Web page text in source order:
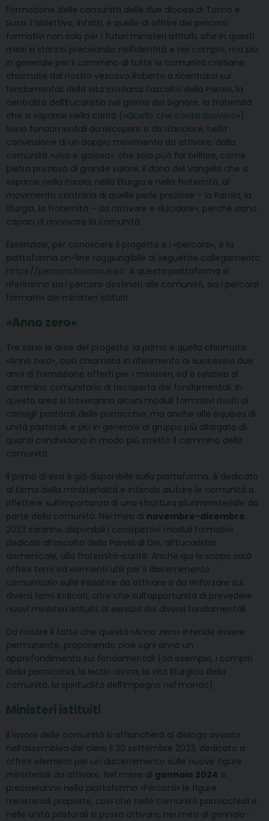
Formazione delle comunità delle due diocesi di Torino e
Susa. L’obiettivo, infatti, è quello di offrire dei percorsi
formativi non solo per i futuri ministeri istituiti, che in questi
mesi si stanno precisando nell’identità e nei compiti, ma più
in generale per il cammino di tutte le comunità cristiane,
chiamate dal nostro vescovo Roberto a ricentrarsi sui
fondamentali della vita cristiana: l’ascolto della Parola, la
centralità dell’Eucaristia nel giorno del Signore, la fraternità
che si esprime nella carità («Quello che conta davvero»).
Sono fondamentali da riscoprire e da rilanciare, nella
convinzione di un doppio movimento da attivare: dalla
comunità «viva e gioiosa», che sola può far brillare, come
pietra preziosa di grande valore, il dono del Vangelo che si
esprime nella Parola, nella liturgia e nella fraternità, al
movimento contrario di quelle perle preziose – la Parola, la
liturgia, la fraternità – da ritrovare e «lucidare», perché siano
capaci di rinnovare la comunità.
Essenziale, per conoscere il progetto e i «percorsi», è la
piattaforma on-line raggiungibile al seguente collegamento:
https://percorsi.torinosusa.it. A questa piattaforma si
riferiranno sia i percorsi destinati alle comunità, sia i percorsi
formativi dei ministeri istituiti.
«Anno zero»
Tre sono le aree del progetto: la prima è quella chiamata
«Anno zero», così chiamata in riferimento ai successivi due
anni di formazione offerti per i ministeri, ed è relativa al
cammino comunitario di riscoperta dei fondamentali. In
questa area si troveranno alcuni moduli formativi rivolti ai
consigli pastorali delle parrocchie, ma anche alle équipes di
unità pastorali, e più in generale al gruppo più allargato di
quanti condividono in modo più stretto il cammino della
comunità.
Il primo di essi è già disponibile sulla piattaforma, è dedicato
al tema della ministerialità e intende aiutare le comunità a
riflettere sull’importanza di una struttura pluriministeriale da
parte della comunità. Nei mesi di novembre-dicembre
2023 saranno disponibili i corrispettivi moduli formativi
dedicati all’ascolto della Parola di Dio, all’Eucaristia
domenicale, alla fraternità-carità. Anche qui lo scopo sarà
offrire temi ed elementi utili per il discernimento
comunitario sulle iniziative da attivare o da rinforzare sui
diversi temi indicati, oltre che sull’opportunità di prevedere
nuovi ministeri istituiti, al servizio dei diversi fondamentali.
Da notare il fatto che questo «Anno zero» intende essere
permanente, proponendo cioè ogni anno un
approfondimento sui fondamentali (ad esempio, i compiti
della parrocchia, la lectio divina, la vita liturgica della
comunità, la spiritualità dell’impegno nel mondo).
Ministeri istituiti
Il lavoro delle comunità si affiancherà al dialogo avviato
nell’assemblea del clero il 30 settembre 2023, dedicato a
offrire elementi per un discernimento sulle nuove figure
ministeriali da attivare. Nel mese di gennaio 2024 si
preciseranno nella piattaforma «Percorsi» le figure
ministeriali proposte, così che nelle comunità parrocchiali e
nelle unità pastorali si possa attivare, nei mesi di gennaio-